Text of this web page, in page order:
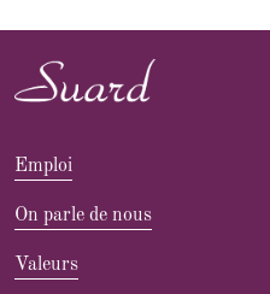
Emploi
On parle de nous
Valeurs